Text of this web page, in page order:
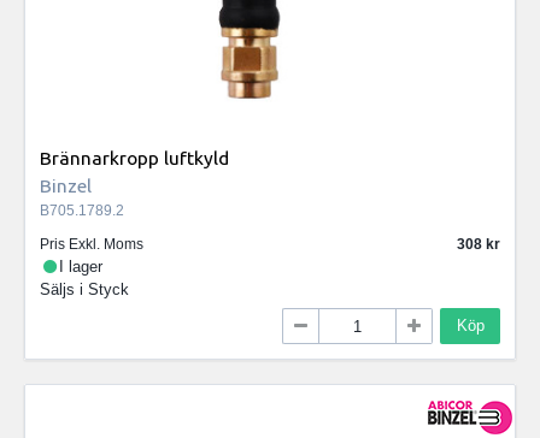
Brännarkropp luftkyld
Binzel
B705.1789.2
Pris Exkl. Moms
308
I lager
Säljs i Styck
Köp